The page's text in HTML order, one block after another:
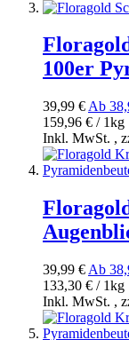
100er
39,99 € Ab
159,96 € / 1kg
Inkl. MwSt. ,
39,99 € Ab
133,30 € / 1kg
Inkl. MwSt. ,